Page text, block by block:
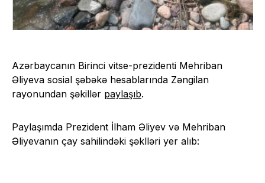
Azərbaycanın Birinci vitse-prezidenti Mehriban
Əliyeva sosial şəbəkə hesablarında Zəngilan
rayonundan şəkillər paylaşıb.
Paylaşımda Prezident İlham Əliyev və Mehriban
Əliyevanın çay sahilindəki şəklləri yer alıb: